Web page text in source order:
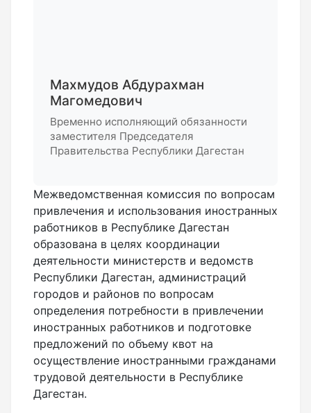
Махмудов Абдурахман
Магомедович
Временно исполняющий обязанности
заместителя Председателя
Правительства Республики Дагестан
Межведомственная комиссия по вопросам
привлечения и использования иностранных
работников в Республике Дагестан
образована в целях координации
деятельности министерств и ведомств
Республики Дагестан, администраций
городов и районов по вопросам
определения потребности в привлечении
иностранных работников и подготовке
предложений по объему квот на
осуществление иностранными гражданами
трудовой деятельности в Республике
Дагестан.